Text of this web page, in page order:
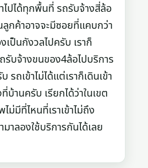
ไปได้ทุกพื้นที่ รถรับจ้างสี่ล้อ
ลูกค้าอาจจะมีซอยที่แคบกว่า
เป็นกังวลไปครับ เราก็
รับจ้างขนของ4ล้อไปบริการ
รถเข้าไม่ได้แต่เราก็เดินเข้า
บ้านครับ เรียกได้ว่าในเขต
ม่มีที่ไหนที่เราเข้าไม่ถึง
มาลองใช้บริการกันได้เลย